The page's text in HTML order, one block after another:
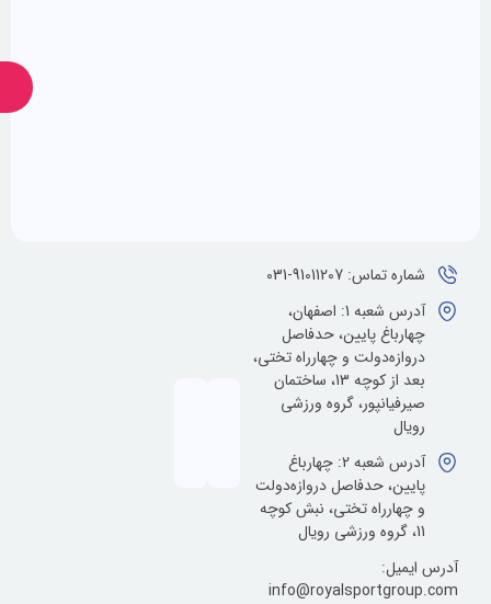
91011207-031
آدرس شعبه 1: اصفهان،
پایین، حدفاصل
و چهارراه تختی،
بعد از کوچه 13، ساختمان
گروه ورزشی
آدرس شعبه 2: چهارباغ
حدفاصل دروازه‌دولت
تختی، نبش کوچه